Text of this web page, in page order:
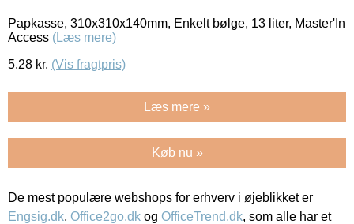
Papkasse, 310x310x140mm, Enkelt bølge, 13 liter, Master'In
Access (Læs mere)
5.28 kr. (Vis fragtpris)
Læs mere »
Køb nu »
De mest populære webshops for erhverv i øjeblikket er
Engsig.dk, Office2go.dk og OfficeTrend.dk, som alle har et